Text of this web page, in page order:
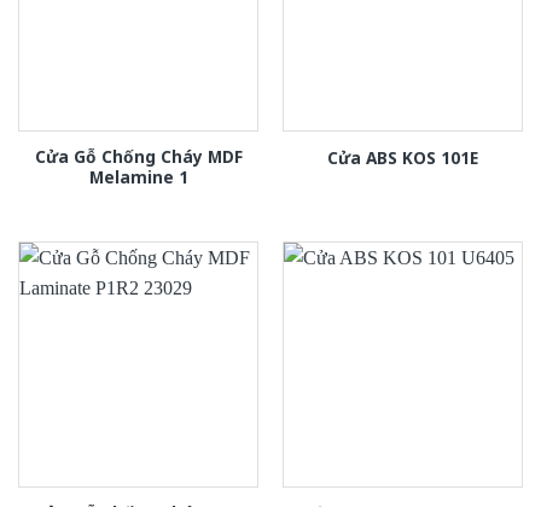
Cửa Gỗ Chống Cháy MDF
Melamine 1
Cửa ABS KOS 101E